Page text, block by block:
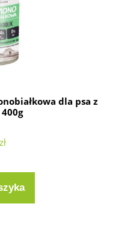
dla psa z